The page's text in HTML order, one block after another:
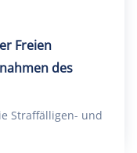
Freien
des
Straffälligen- und